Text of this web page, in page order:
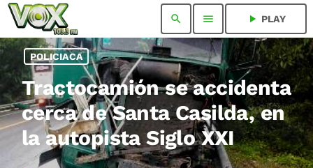
search menu play_arrow PLAY
POLICIACA
Tractocamión se accidenta
cerca de Santa Casilda, en
la autopista Siglo XXI